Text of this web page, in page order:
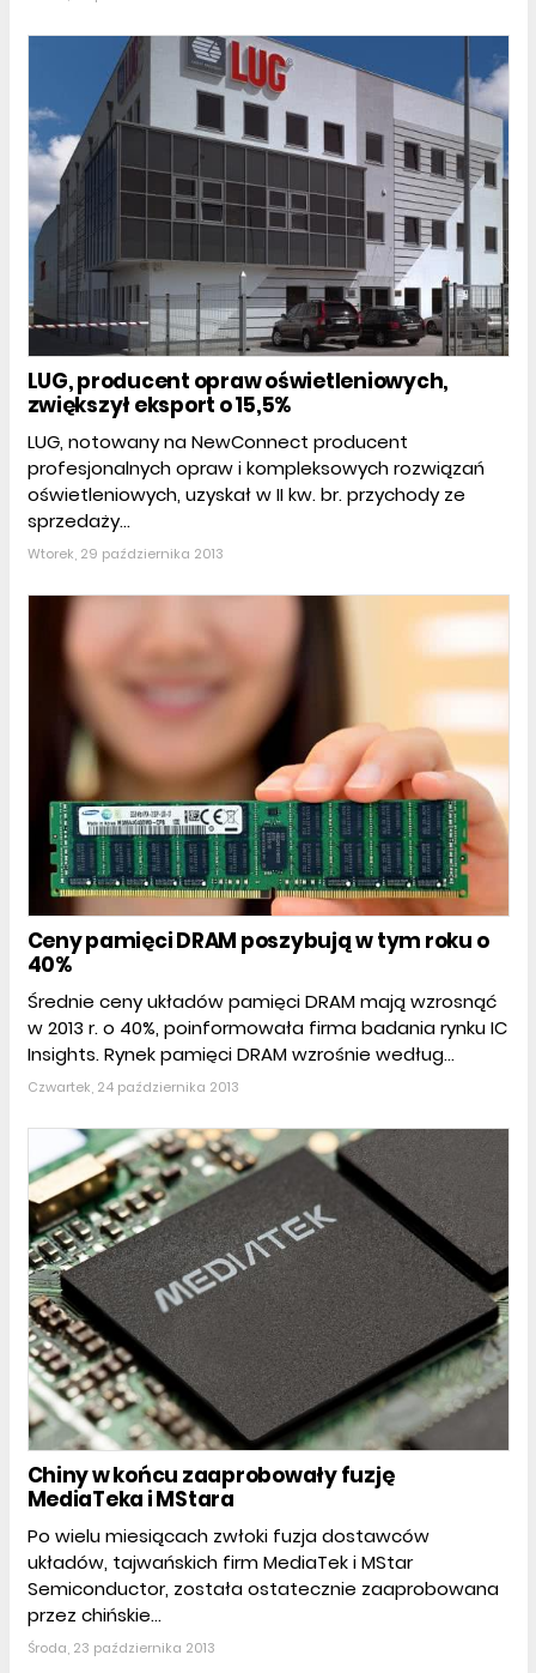
LUG, producent opraw oświetleniowych,
zwiększył eksport o 15,5%
LUG, notowany na NewConnect producent
profesjonalnych opraw i kompleksowych rozwiązań
oświetleniowych, uzyskał w II kw. br. przychody ze
sprzedaży...
Wtorek, 29 października 2013
Ceny pamięci DRAM poszybują w tym roku o
40%
Średnie ceny układów pamięci DRAM mają wzrosnąć
w 2013 r. o 40%, poinformowała firma badania rynku IC
Insights. Rynek pamięci DRAM wzrośnie według...
Czwartek, 24 października 2013
Chiny w końcu zaaprobowały fuzję
MediaTeka i MStara
Po wielu miesiącach zwłoki fuzja dostawców
układów, tajwańskich firm MediaTek i MStar
Semiconductor, została ostatecznie zaaprobowana
przez chińskie...
Środa, 23 października 2013